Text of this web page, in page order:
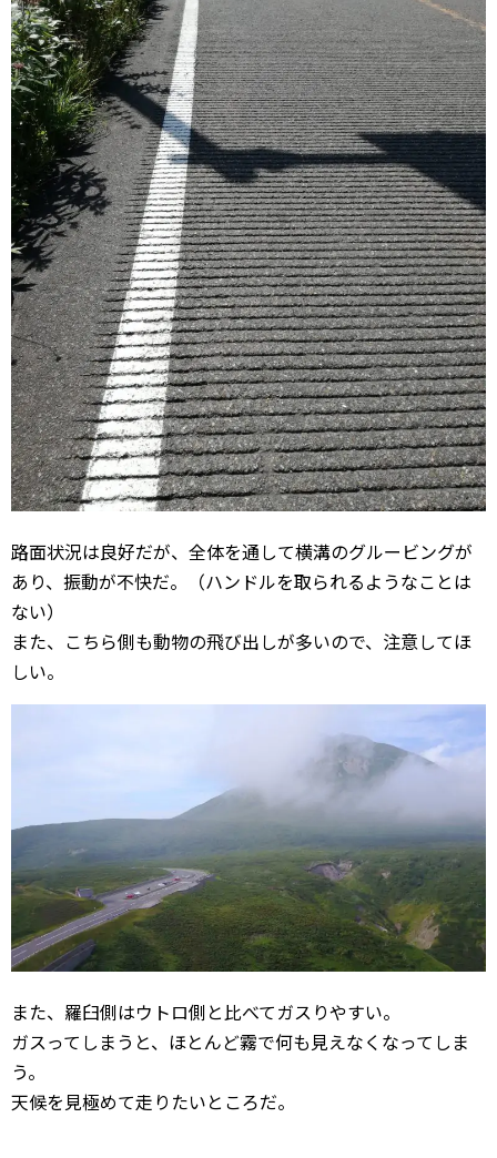
路面状況は良好だが、全体を通して横溝のグルービングが
あり、振動が不快だ。（ハンドルを取られるようなことは
ない）
また、こちら側も動物の飛び出しが多いので、注意してほ
しい。
また、羅臼側はウトロ側と比べてガスりやすい。
ガスってしまうと、ほとんど霧で何も見えなくなってしま
う。
天候を見極めて走りたいところだ。